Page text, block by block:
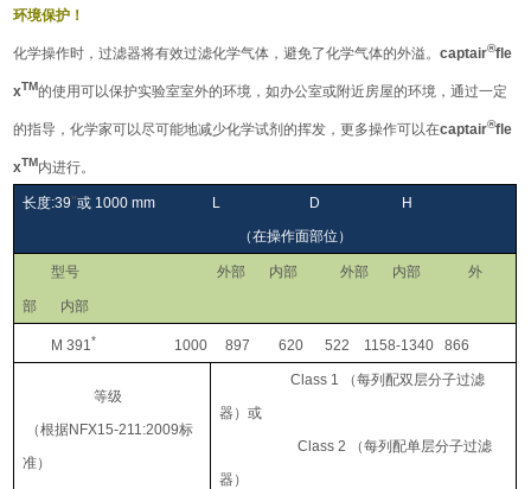
环境保护！
化学操作时，过滤器将有效过滤化学气体，避免了化学气体的外溢。captair®fle
xTM的使用可以保护实验室室外的环境，如办公室或附近房屋的环境，通过一定
的指导，化学家可以尽可能地减少化学试剂的挥发，更多操作可以在captair®fle
xTM内进行。
长度:39”或 1000 mm L D H
（在操作面部位）
型号 外部 内部 外部 内部 外
部 内部
M 391* 1000 897 620 522 1158-1340 866
等级
（根据NFX15-211:2009标
准）
Class 1 （每列配双层分子过滤
器）或
Class 2 （每列配单层分子过滤
器）